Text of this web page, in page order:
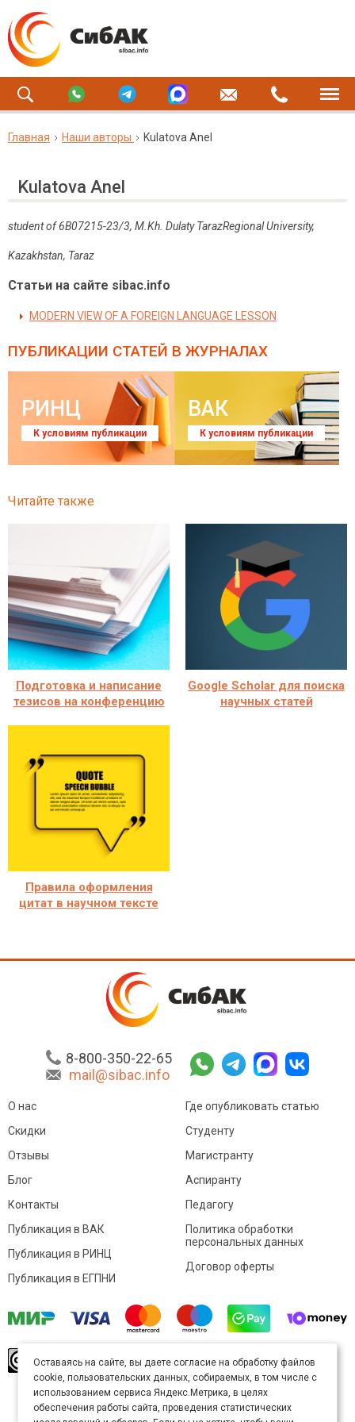
Главная Наши авторы Kulatova Anel
Kulatova Anel
student of 6B07215-23/3, M.Kh. Dulaty TarazRegional University,
Kazakhstan, Taraz
Статьи на сайте sibac.info
MODERN VIEW OF A FOREIGN LANGUAGE LESSON
ПУБЛИКАЦИИ СТАТЕЙ В ЖУРНАЛАХ
РИНЦ
К условиям публикации
ВАК
К условиям публикации
Читайте также
Подготовка и написание
тезисов на конференцию
Google Scholar для поиска
научных статей
Правила оформления
цитат в научном тексте
8-800-350-22-65
mail@sibac.info
О нас
Скидки
Отзывы
Блог
Контакты
Где опубликовать статью
Студенту
Магистранту
Аспиранту
Педагогу
Публикация в ВАК
Публикация в РИНЦ
Публикация в ЕГПНИ
Политика обработки
персональных данных
Договор оферты
произведение доступно полицензии Creative
Commons «Attribution» («Атрибуция») 4.0
Непортированная.
Карта сайта
Оставаясь на сайте, вы даете согласие на обработку файлов
cookie, пользовательских данных, собираемых, в том числе с
использованием сервиса Яндекс.Метрика, в целях
обеспечения работы сайта, проведения статистических